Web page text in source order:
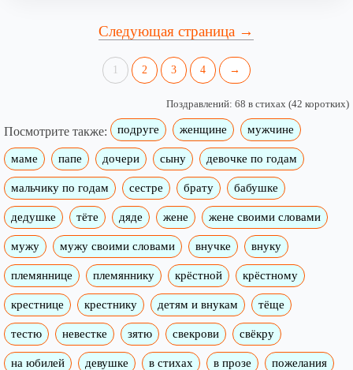
Следующая страница →
1 2 3 4 →
Поздравлений: 68 в стихах (42 коротких)
Посмотрите также: подруге женщине мужчине
маме папе дочери сыну девочке по годам
мальчику по годам сестре брату бабушке
дедушке тёте дяде жене жене своими словами
мужу мужу своими словами внучке внуку
племяннице племяннику крёстной крёстному
крестнице крестнику детям и внукам тёще
тестю невестке зятю свекрови свёкру
на юбилей девушке в стихах в прозе пожелания